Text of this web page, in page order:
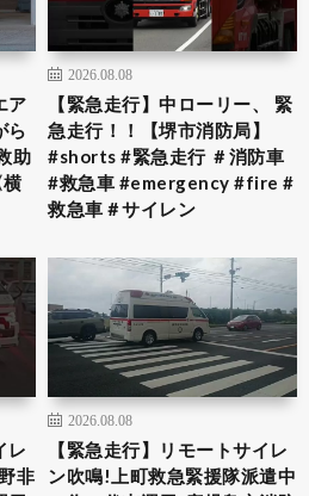
ア
ら
助
2026.08.08
【緊急走行】中ローリー、 緊
急走行！！【堺市消防局】
#shorts #緊急走行 ＃消防車
#救急車 #emergency #fire #
救急車＃サイレン
レ
非
2026.08.08
【緊急走行】リモートサイレ
ン吹鳴!上町救急緊援隊派遣中